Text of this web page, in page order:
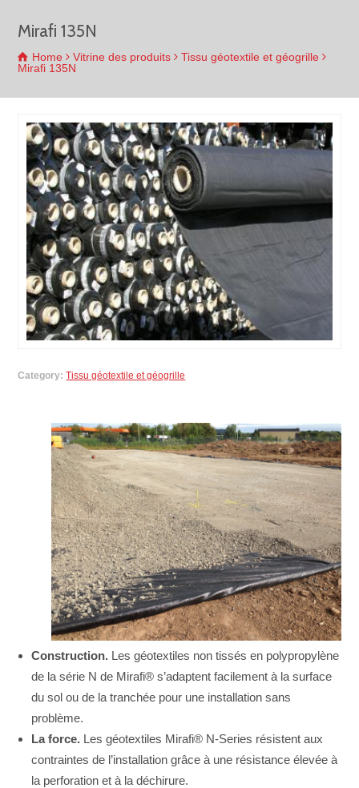
Mirafi 135N
Home Vitrine des produits
Tissu géotextile et géogrille
Mirafi 135N
Category: Tissu géotextile et géogrille
Construction. Les géotextiles non tissés en polypropylène
de la série N de Mirafi® s’adaptent facilement à la surface
du sol ou de la tranchée pour une installation sans
problème.
La force. Les géotextiles Mirafi® N-Series résistent aux
contraintes de l’installation grâce à une résistance élevée à
la perforation et à la déchirure.